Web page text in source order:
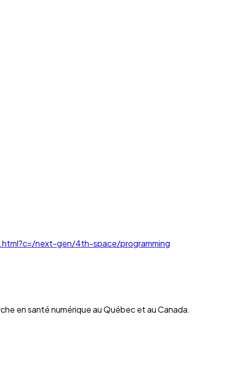
next-gen/4th-space/programming
en santé numérique au Québec et au Canada.